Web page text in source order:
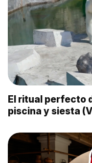
El ritual perfecto
piscina y siesta